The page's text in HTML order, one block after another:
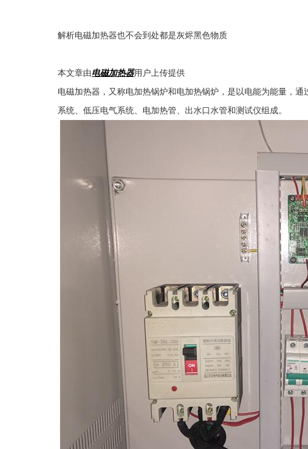
解析电磁加热器也不会到处都是灰烬黑色物质
本文章由电磁加热器用户上传提供
电磁加热器，又称电加热锅炉和电加热锅炉，是以电能为能量，
系统、低压电气系统、电加热管、出水口水管和测试仪组成。